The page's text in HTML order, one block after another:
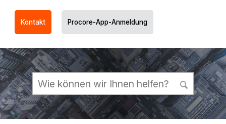
Kontakt Procore-App-Anmeldung